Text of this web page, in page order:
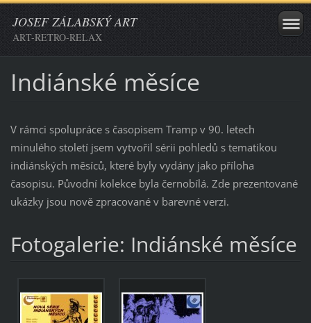
JOSEF ZÁLABSKÝ ART
ART-RETRO-RELAX
Indiánské měsíce
V rámci spolupráce s časopisem Tramp v 90. letech
minulého století jsem vytvořil sérii pohledů s tematikou
indiánských měsíců, které byly vydány jako příloha
časopisu. Původní kolekce byla černobílá. Zde prezentované
ukázky jsou nově zpracované v barevné verzi.
Fotogalerie: Indiánské měsíce